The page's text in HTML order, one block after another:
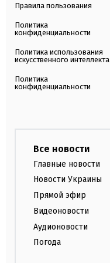
Правила пользования
Политика
конфиденциальности
Политика использования
искусственного интеллекта
Политика
конфиденциальности
Все новости
Главные новости
Новости Украины
Прямой эфир
Видеоновости
Аудионовости
Погода